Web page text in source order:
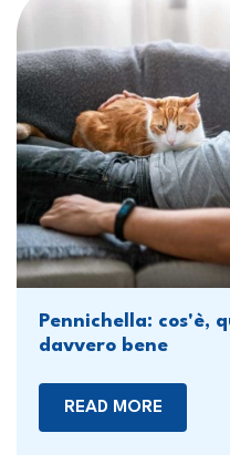
Pennichella: cos'è,
davvero bene
READ MORE